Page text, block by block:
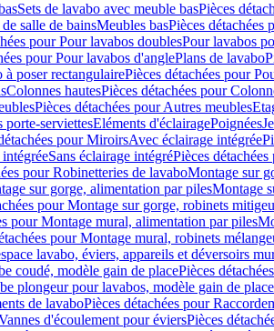
Sets de lavabo avec meuble basPièces
salle de bainsMeubles basPièces détachées
pour Pour lavabos doublesPour lavabos
pour Pour lavabos d'anglePlans de lavabo
à poser rectangulairePièces détachées pour
Colonnes hautesPièces détachées pour
Pièces détachées pour Autres meubles
porte-serviettesEléments d'éclairagePoignées
pour MiroirsAvec éclairage intégrée
Sans éclairage intégréPièces
pour Robinetteries de lavaboMontage sur
sur gorge, alimentation par pilesMontage
pour Montage sur gorge, robinets
pour Montage mural, alimentation par piles
pour Montage mural, robinets
lavabo, éviers, appareils et déversoirs
coudé, modèle gain de placePièces
plongeur pour lavabos, modèle gain de place
de lavaboPièces détachées pour
d'écoulement pour éviersPièces